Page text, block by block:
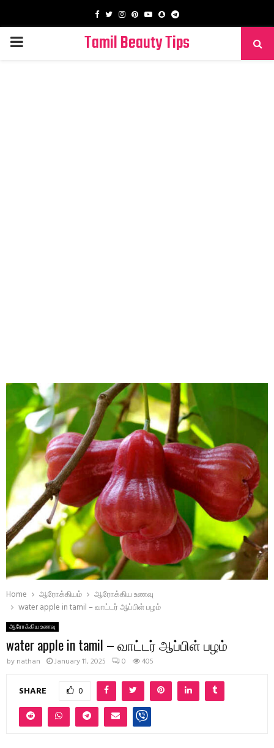
Facebook
TwitterInstagram
PinterestYoutube
SnapchatTelegram
PRIMARY
Tamil Beauty Tips
Home ஆரோக்கியம்
ஆரோக்கிய உணவு
water apple in tamil – வாட்டர் ஆப்பிள் பழம்
ஆரோக்கிய உணவு
water apple in tamil – வாட்டர் ஆப்பிள் பழம்
by nathan January 11, 2025 0 405
SHARE 0